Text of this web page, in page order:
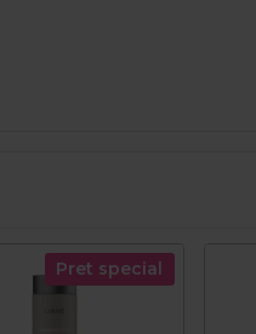
Pret special